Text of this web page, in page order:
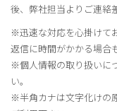
後、弊社担当よりご連絡
※迅速な対応を心掛けて
返信に時間がかかる場合
※個人情報の取り扱いに
い。
※半角カナは文字化けの